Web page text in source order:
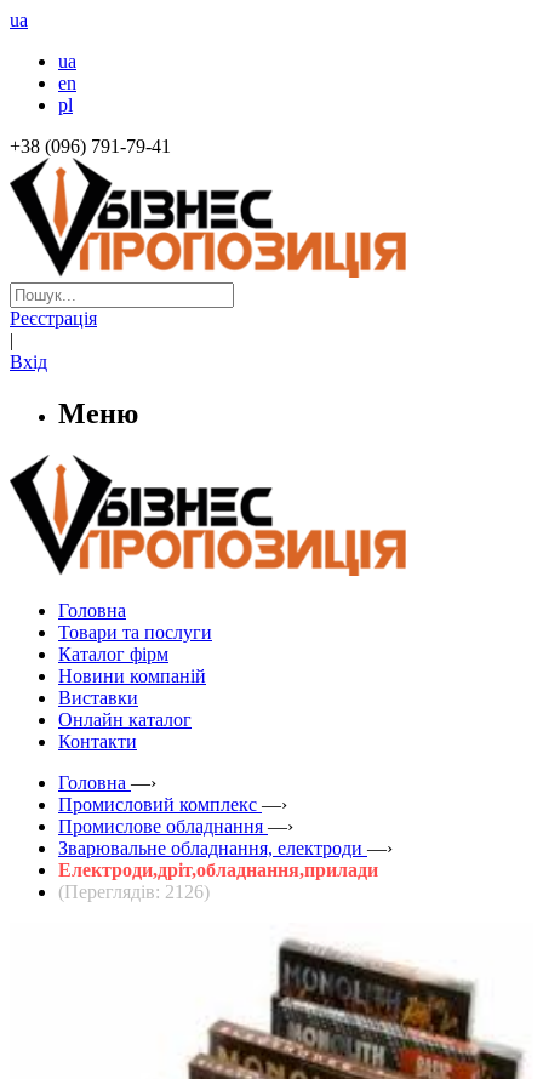
ua
ua
en
pl
+38 (096) 791-79-41
Реєстрація
|
Вхід
Меню
Головна
Товари та послуги
Каталог фірм
Новини компаній
Виставки
Онлайн каталог
Контакти
Головна —›
Промисловий комплекс —›
Промислове обладнання —›
Зварювальне обладнання, електроди —›
Електроди,дріт,обладнання,прилади
(Переглядів: 2126)